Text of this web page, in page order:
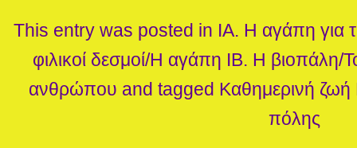
This entry was posted in ΙΑ. Η αγάπη για
φιλικοί δεσμοί/Η αγάπη ΙΒ. Η βιοπάλη/
ανθρώπου and tagged Καθημερινή ζωή
πόλης